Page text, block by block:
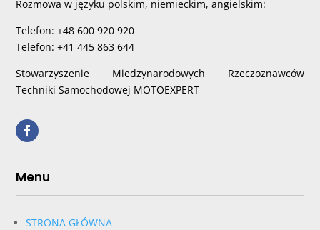
Rozmowa w języku polskim, niemieckim, angielskim:
Telefon: +48 600 920 920
Telefon: +41 445 863 644
Stowarzyszenie Miedzynarodowych Rzeczoznawców
Techniki Samochodowej MOTOEXPERT
Menu
STRONA GŁÓWNA